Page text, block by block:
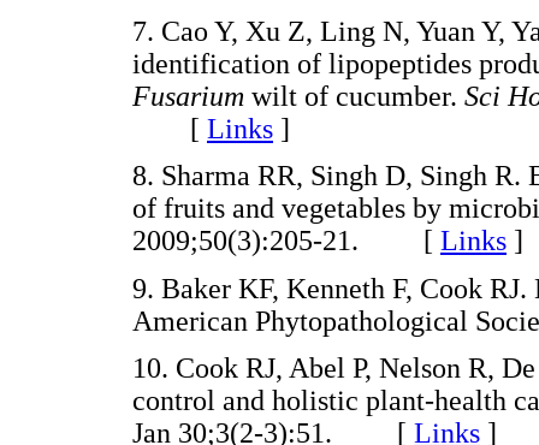
7. Cao Y, Xu Z, Ling N, Yuan Y,
identification of lipopeptides
Fusarium wilt of cucumber. Sci
[ Links ]
8. Sharma RR, Singh D, Singh R.
of fruits and vegetables by
2009;50(3):205-21. [ Links ]
9. Baker KF, Kenneth F, Cook
American Phytopathological
10. Cook RJ, Abel P, Nelson R,
control and holistic plant-health
Jan 30;3(2-3):51. [ Links ]